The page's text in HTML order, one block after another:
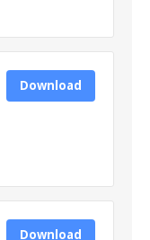
Download
Download